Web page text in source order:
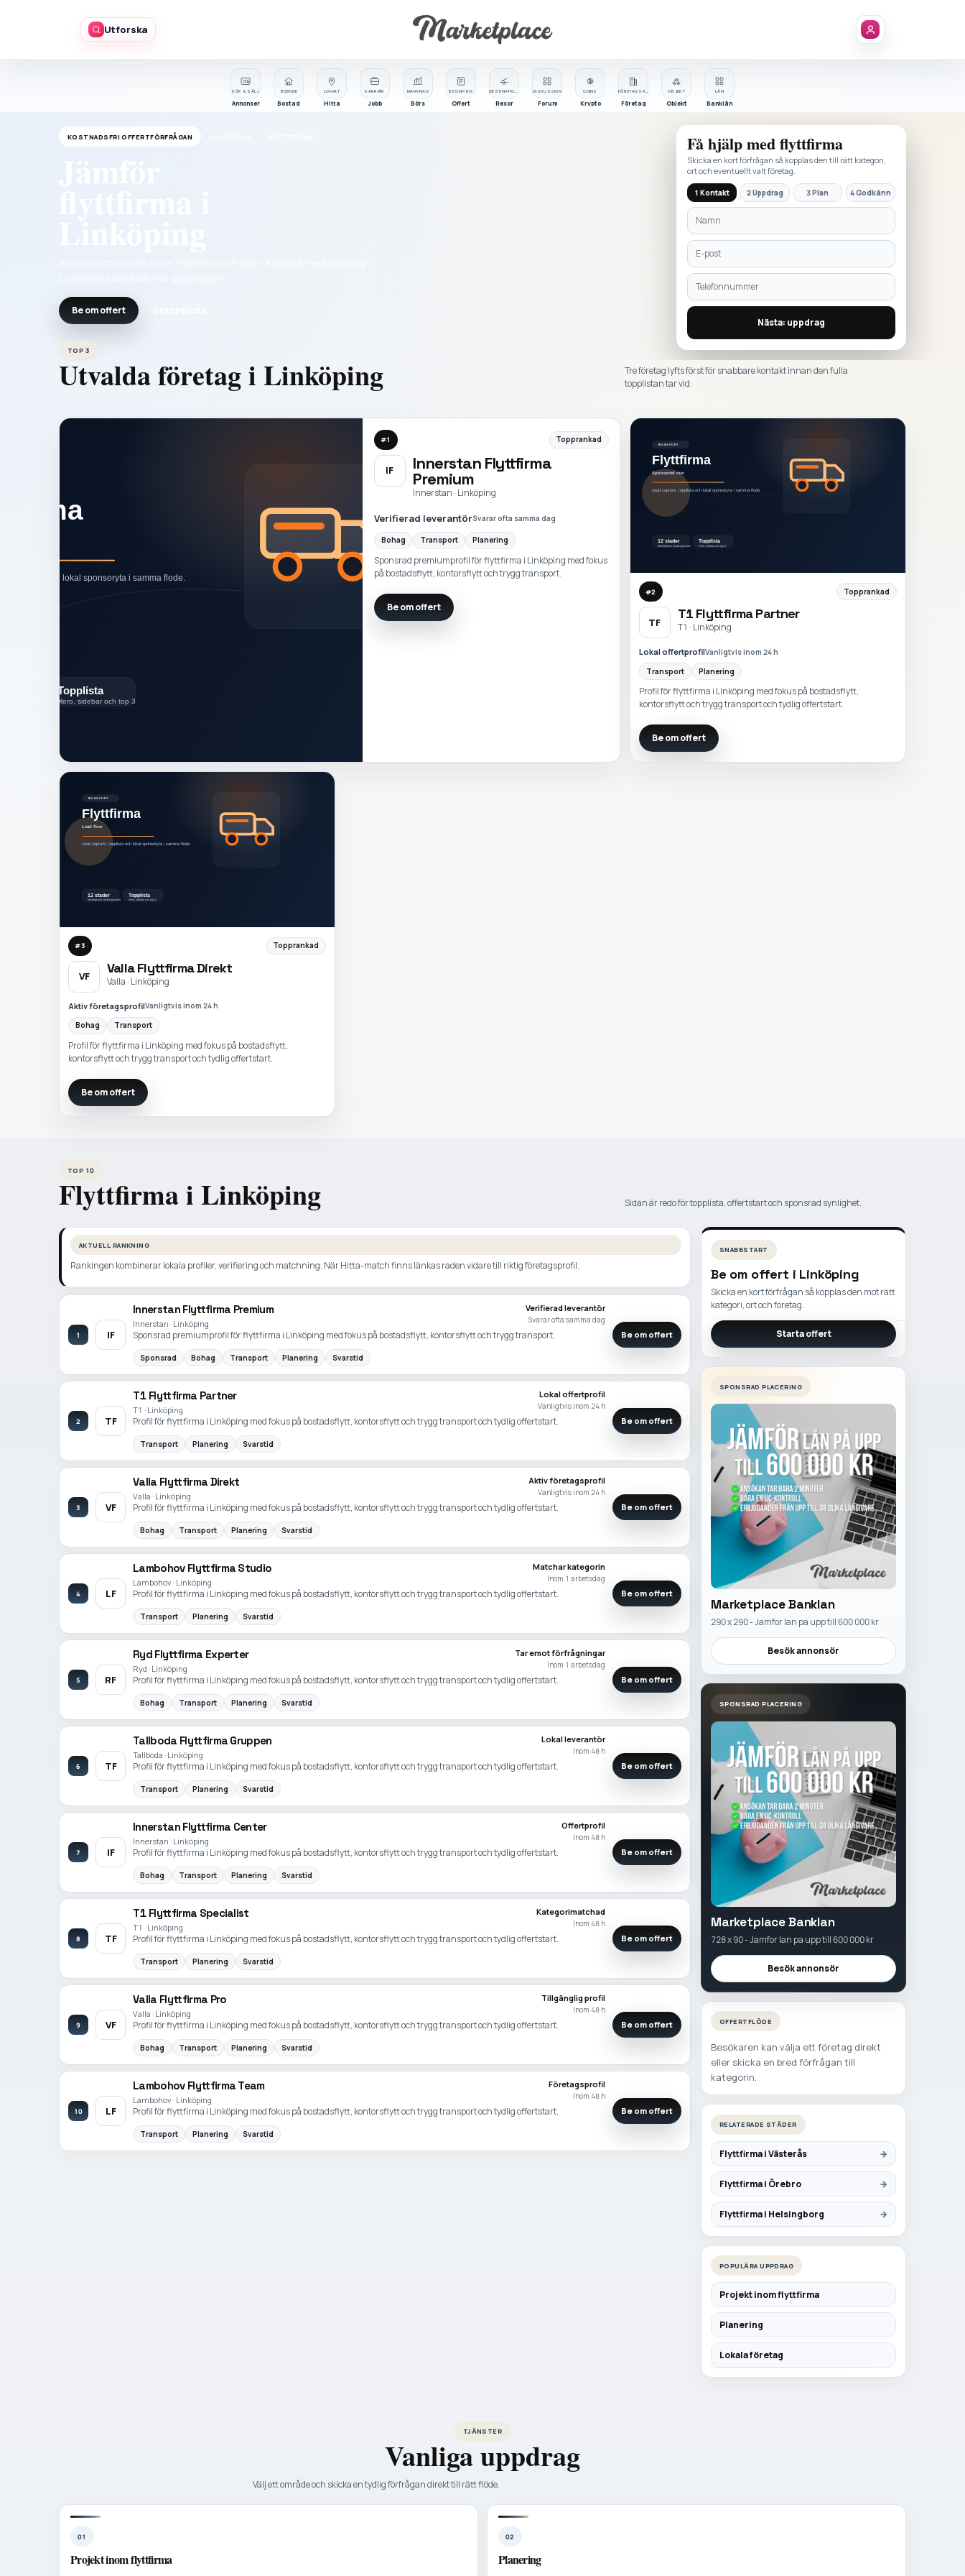
Utforska
KÖP & SÄLJ
Annonser
BOENDE
Bostad
OBJEKT
Objekt
BE OM PRIS
Offert Företag
LÅN
Banklån
MARKNAD
Börs
LOKALT
Hitta
KARRIÄR
Jobb Resor
COINS
Krypto
DISKUSSION
Forum
KOSTNADSFRI OFFERTFÖRFRÅGAN
Be om offert
Få hjälp medflyttfirma
Skicka en kort förfrågan så kopplas den till rätt kategori,
ort och eventuellt valt företag.
1 Kontakt 2 Uppdrag 3 Plan 4 Godkänn
Nästa: uppdrag
TOP 3
Utvalda företag i Linköping
Tre företag lyfts först för snabbare kontakt innan den fulla
topplistan tar vid.
#1 Topprankad
IF Innerstan Flyttfirma
Premium
Innerstan · Linköping
Verifierad leverantörSvarar ofta samma dag
Bohag Transport Planering
Sponsrad premiumprofil för flyttfirma i Linköping med fokus
på bostadsflytt, kontorsflytt och trygg transport.
Be om offert
#2 Topprankad
TF
T1 Flyttfirma Partner
T1 · Linköping
Lokal offertprofilVanligtvis inom 24 h
Transport
Planering
Profil för flyttfirma i Linköping med fokus på bostadsflytt,
kontorsflytt och trygg transport och tydlig offertstart.
Be om offert
#3 Topprankad
VF
Valla Flyttfirma Direkt
Valla · Linköping
Aktiv företagsprofilVanligtvis inom 24 h
Bohag
Transport
Profil för flyttfirma i Linköping med fokus på bostadsflytt,
kontorsflytt och trygg transport och tydlig offertstart.
Be om offert
TOP 10
Flyttfirma i Linköping Sidan är redo för topplista, offertstart och sponsrad synlighet.
AKTUELL RANKNING
Rankingen kombinerar lokala profiler, verifiering och matchning. När Hitta-match finns länkas raden vidare till riktig företagsprofil.
1 IF
Innerstan Flyttfirma Premium
Innerstan · Linköping
Verifierad leverantör
Svarar ofta samma dag
Sponsrad premiumprofil för flyttfirma i Linköping med fokus på bostadsflytt, kontorsflytt och trygg transport.
Sponsrad Bohag Transport Planering Svarstid
Be om offert
2 TF
T1 Flyttfirma Partner
T1 · Linköping
Lokal offertprofil
Vanligtvis inom 24 h
Profil för flyttfirma i Linköping med fokus på bostadsflytt, kontorsflytt och trygg transport och tydlig offertstart.
Transport Planering Svarstid
Be om offert
3 VF
Valla Flyttfirma Direkt
Valla · Linköping
Aktiv företagsprofil
Vanligtvis inom 24 h
Profil för flyttfirma i Linköping med fokus på bostadsflytt, kontorsflytt och trygg transport och tydlig offertstart.
Bohag Transport Planering Svarstid
Be om offert
4 LF
Lambohov Flyttfirma Studio
Lambohov · Linköping
Matchar kategorin
Inom 1 arbetsdag
Profil för flyttfirma i Linköping med fokus på bostadsflytt, kontorsflytt och trygg transport och tydlig offertstart.
Transport Planering Svarstid
Be om offert
5 RF
Ryd Flyttfirma Experter
Ryd · Linköping
Tar emot förfrågningar
Inom 1 arbetsdag
Profil för flyttfirma i Linköping med fokus på bostadsflytt, kontorsflytt och trygg transport och tydlig offertstart.
Bohag Transport Planering Svarstid
Be om offert
6 TF
Tallboda Flyttfirma Gruppen
Tallboda · Linköping
Lokal leverantör
Inom 48 h
Profil för flyttfirma i Linköping med fokus på bostadsflytt, kontorsflytt och trygg transport och tydlig offertstart.
Transport Planering Svarstid
Be om offert
7 IF
Innerstan Flyttfirma Center
Innerstan · Linköping
Offertprofil
Inom 48 h
Profil för flyttfirma i Linköping med fokus på bostadsflytt, kontorsflytt och trygg transport och tydlig offertstart.
Bohag Transport Planering Svarstid
Be om offert
8 TF
T1 Flyttfirma Specialist
T1 · Linköping
Kategorimatchad
Inom 48 h
Profil för flyttfirma i Linköping med fokus på bostadsflytt, kontorsflytt och trygg transport och tydlig offertstart.
Transport Planering Svarstid
Be om offert
9 VF
Valla Flyttfirma Pro
Valla · Linköping
Tillgänglig profil
Inom 48 h
Profil för flyttfirma i Linköping med fokus på bostadsflytt, kontorsflytt och trygg transport och tydlig offertstart.
Bohag Transport Planering Svarstid
Be om offert
10 LF
Lambohov Flyttfirma Team
Lambohov · Linköping
Företagsprofil
Inom 48 h
Profil för flyttfirma i Linköping med fokus på bostadsflytt, kontorsflytt och trygg transport och tydlig offertstart.
Transport Planering Svarstid
Be om offert
SNABBSTART
Be om offert i Linköping
Skicka en kort förfrågan så kopplas den mot rätt
kategori, ort och företag.
Starta offert
SPONSRAD PLACERING
Marketplace Banklan
290 x 290 - Jamfor lan pa upp till 600 000 kr
Besök annonsör
SPONSRAD PLACERING
Marketplace Banklan
728 x 90 - Jamfor lan pa upp till 600 000 kr
Besök annonsör
OFFERTFLÖDE
Besökaren kan välja ett företag direkt
eller skicka en bred förfrågan till
kategorin.
RELATERADE STÄDER
Flyttfirma i Västerås
Flyttfirma i Örebro
Flyttfirma i Helsingborg
POPULÄRA UPPDRAG
Projekt inom flyttfirma
Planering
Lokala företag
TJÄNSTER
Vanliga uppdrag
Välj ett område och skicka en tydlig förfrågan direkt till rätt flöde.
01
Projekt inom flyttfirma
02
Planering